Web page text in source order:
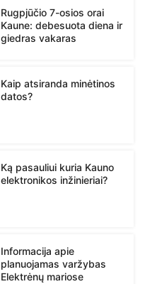
Rugpjūčio 7-osios orai
Kaune: debesuota diena ir
giedras vakaras
Kaip atsiranda minėtinos
datos?
Ką pasauliui kuria Kauno
elektronikos inžinieriai?
Informacija apie
planuojamas varžybas
Elektrėnų mariose